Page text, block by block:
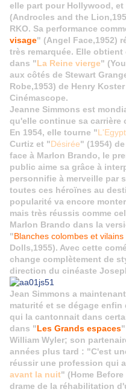
elle part pour Hollywood,
(Androcles and the
RKO. Sa performance
visage" (Angel Face,1952)
très remarquée. Elle
dans "La Reine vierge"
aux côtés de Stewart
Robe,1953) de Henry
Cinémascope.
Jeanne Simmons est
qu'elle continue sa carrière
En 1954, elle tourne "
Curtiz et "Désirée" (1954)
face à Marlon Brando, le
public aime sa grâce à
personnifie à merveille par
toutes ces héroïnes au
popularité va encore
mais très réussis comme
Marlon Brando dans la
"Blanches colombes et
Dolls,1955). Avec cette
change complètement de
direction du cinéaste
Jean Simmons a
maturité et se dégage
qui la cantonnait dans
dans "Les Grands espaces
William Wyler; son
années plus tard : "C'est
réussir une profession qui
avant la nuit" (Home Before
drame de la réhabilitation